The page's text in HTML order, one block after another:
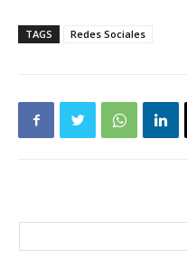
TAGS Redes Sociales